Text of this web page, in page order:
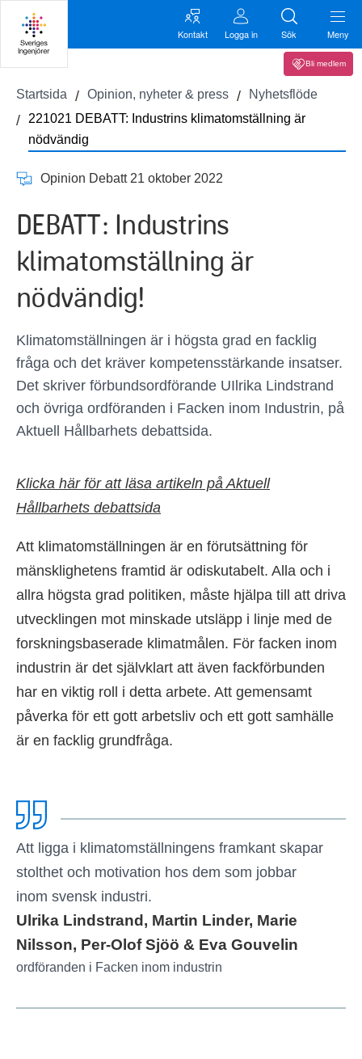
Kontakt Logga in Sök Meny
Bli medlem
Startsida Opinion, nyheter & press
Nyhetsflöde
221021 DEBATT: Industrins klimatomställning är
nödvändig
Opinion Debatt 21 oktober 2022
DEBATT: Industrins
klimatomställning är
nödvändig!
Klimatomställningen är i högsta grad en facklig
fråga och det kräver kompetensstärkande insatser.
Det skriver förbundsordförande UIlrika Lindstrand
och övriga ordföranden i Facken inom Industrin, på
Aktuell Hållbarhets debattsida.
Klicka här för att läsa artikeln på Aktuell
Hållbarhets debattsida
Att klimatomställningen är en förutsättning för
mänsklighetens framtid är odiskutabelt. Alla och i
allra högsta grad politiken, måste hjälpa till att driva
utvecklingen mot minskade utsläpp i linje med de
forskningsbaserade klimatmålen. För facken inom
industrin är det självklart att även fackförbunden
har en viktig roll i detta arbete. Att gemensamt
påverka för ett gott arbetsliv och ett gott samhälle
är en facklig grundfråga.
Att ligga i klimatomställningens framkant skapar
stolthet och motivation hos dem som jobbar
inom svensk industri.
Ulrika Lindstrand, Martin Linder, Marie
Nilsson, Per-Olof Sjöö & Eva Gouvelin
ordföranden i Facken inom industrin